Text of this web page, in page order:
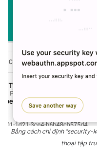
Bằng cách chỉ định "security-
thoại tập